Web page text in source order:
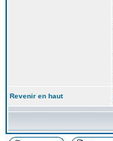
Revenir en haut